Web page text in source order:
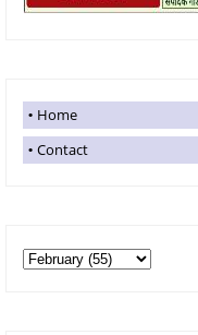
Home
Contact